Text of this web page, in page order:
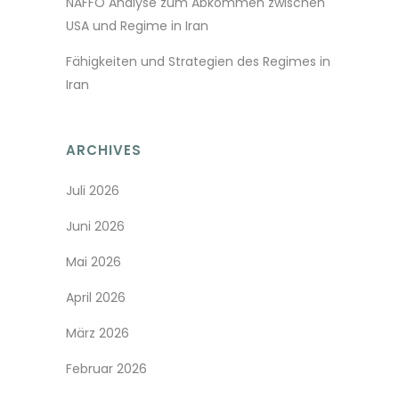
USA und Regime in Iran
Fähigkeiten und Strategien des Regimes in
Iran
ARCHIVES
Juli 2026
Juni 2026
Mai 2026
April 2026
März 2026
Februar 2026